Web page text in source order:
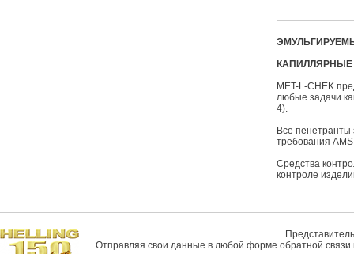
КАПИЛЛЯРНЫЕ
MET-L-CHEK
любые задачи
4).
Все пенетранты
требования
Средства
контроле
Отправляя свои данные в любой форме обратной